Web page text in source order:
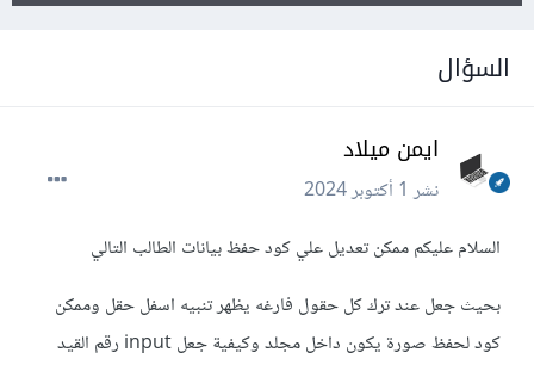
السؤال
ايمن ميلاد
نشر1 أكتوبر 2024
السلام عليكم ممكن تعديل علي كود حفظ بيانات الطالب التالي
بحيث جعل عند ترك كل حقول فارغه يظهر تنبيه اسفل حقل وممكن
كود لحفظ صورة يكون داخل مجلد وكيفية جعل input رقم القيد